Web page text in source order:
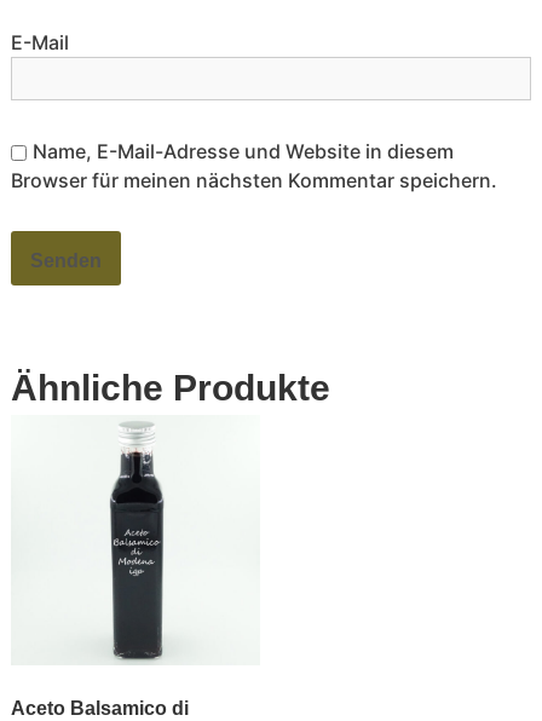
E-Mail
Name, E-Mail-Adresse und Website in diesem
Browser für meinen nächsten Kommentar speichern.
Ähnliche Produkte
Aceto Balsamico di